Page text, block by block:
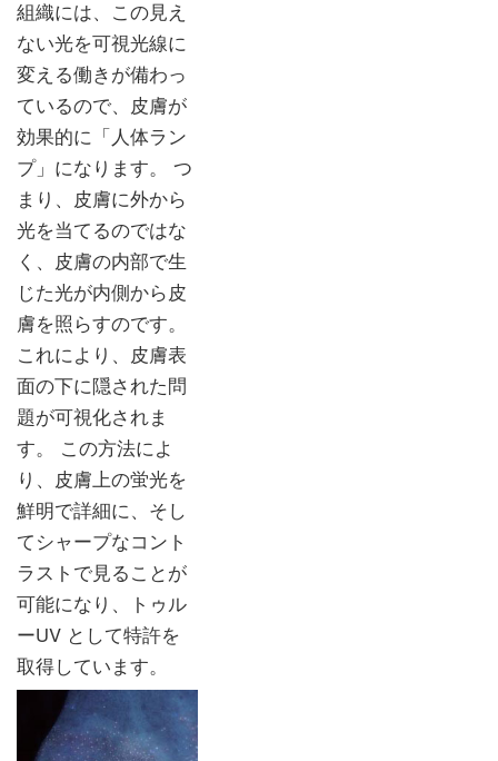
組織には、この見え
ない光を可視光線に
変える働きが備わっ
ているので、皮膚が
効果的に「人体ラン
プ」になります。 つ
まり、皮膚に外から
光を当てるのではな
く、皮膚の内部で生
じた光が内側から皮
膚を照らすのです。
これにより、皮膚表
面の下に隠された問
題が可視化されま
す。 この方法によ
り、皮膚上の蛍光を
鮮明で詳細に、そし
てシャープなコント
ラストで見ることが
可能になり、トゥル
ーUV として特許を
取得しています。